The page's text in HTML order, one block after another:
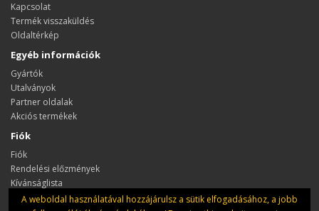
A weboldal használatával hozzájárulsz a sütik elfogadásához, a jobb
Kapcsolat
Termék visszaküldés
Oldaltérkép
Egyéb információk
Gyártók
Utalványok
Partner oldalak
Akciós termékek
Fiók
Fiók
Rendelési előzmények
Kívánságlista
Hírlevél